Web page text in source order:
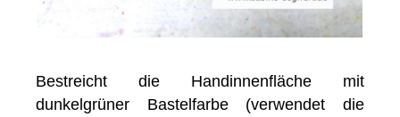
Bestreicht die Handinnenfläche mit
dunkelgrüner Bastelfarbe (verwendet die